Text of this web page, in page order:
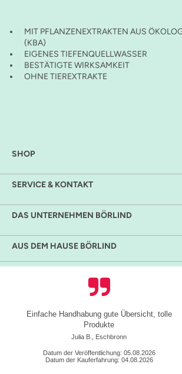
MIT PFLANZENEXTRAKTEN AUS
(KBA)
EIGENES TIEFENQUELLWASSER
BESTÄTIGTE WIRKSAMKEIT
OHNE TIEREXTRAKTE
SHOP
SERVICE & KONTAKT
DAS UNTERNEHMEN BÖRLIND
AUS DEM HAUSE BÖRLIND
Einfache Handhabung gute Übersicht, tolle
Produkte
Julia B., Eschbronn
Datum der Veröffentlichung: 05.08.2026
Datum der Kauferfahrung: 04.08.2026